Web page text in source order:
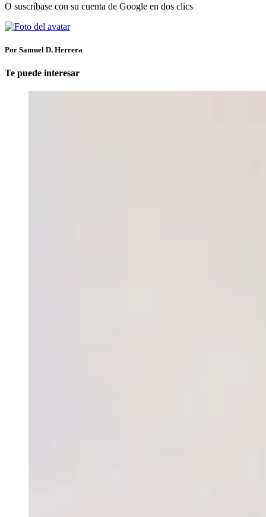
O suscríbase con su cuenta de Google en dos clics
Por Samuel D. Herrera
Te puede interesar